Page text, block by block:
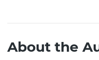
About the